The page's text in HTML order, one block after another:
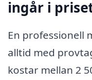
ingår i
En professionell
alltid med
kostar mellan 2